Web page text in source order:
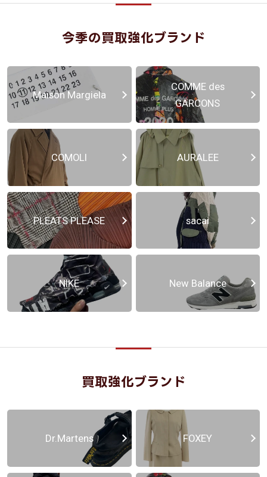
今季の買取強化ブランド
Maison Margiela
COMME des
GARCONS
COMOLI AURALEE
PLEATS PLEASE sacai
NIKE New Balance
買取強化ブランド
Dr.Martens FOXEY